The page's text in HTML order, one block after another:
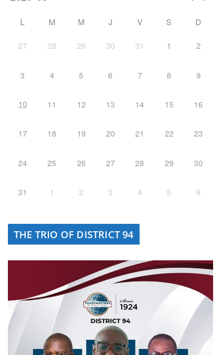
L M M J V S D
27 28 29 30 31 1 2
3 4 5 6 7 8 9
10 11 12 13 14 15 16
17 18 19 20 21 22 23
24 25 26 27 28 29 30
31 1 2 3 4 5 6
THE TRIO OF DISTRICT 94